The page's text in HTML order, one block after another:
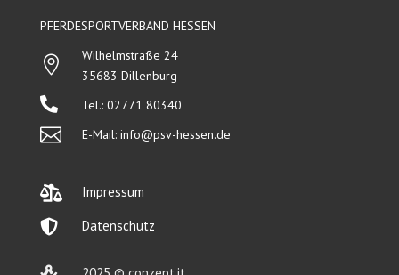
PFERDESPORTVERBAND HESSEN

Wilhelmstraße 24
35683 Dillenburg
 Tel.: 02771 80340
 E-Mail: info@psv-hessen.de
 Impressum
 Datenschutz